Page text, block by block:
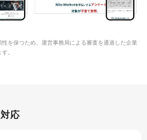
55SEO DX
を保つため、運営事務局による審査を通過した企業
。
応